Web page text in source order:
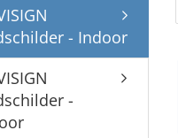
-
Deckenhänger
Zubehör
- Indoor
-